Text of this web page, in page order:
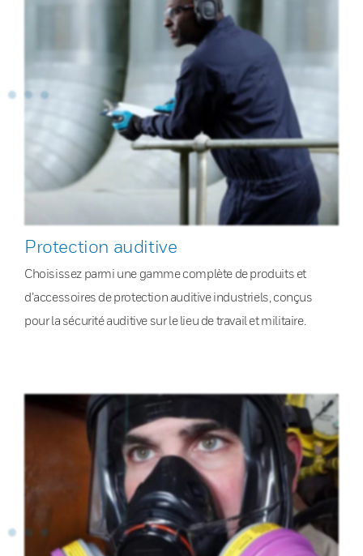
Protection auditive
Choisissez parmi une gamme complète de produits et
d’accessoires de protection auditive industriels, conçus
pour la sécurité auditive sur le lieu de travail et militaire.